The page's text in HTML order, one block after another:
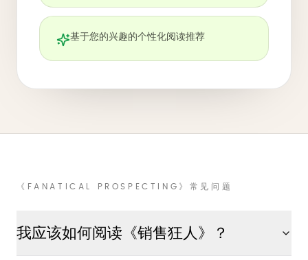
基于您的兴趣的个性化阅读推荐
《FANATICAL PROSPECTING》常见问题
我应该如何阅读《销售狂人》？